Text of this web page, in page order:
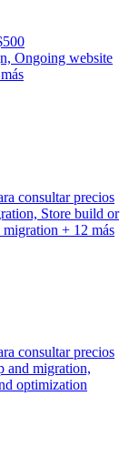
Ongoing website
consultar precios
Store build or
migration + 12 más
consultar precios
and migration,
optimization